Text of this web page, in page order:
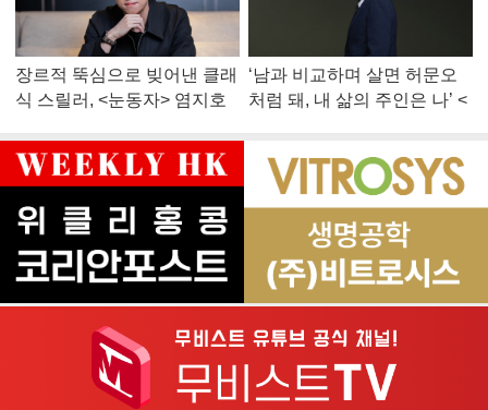
장르적 뚝심으로 빚어낸 클래
식 스릴러, <눈동자> 염지호
‘남과 비교하며 살면 허문오
처럼 돼, 내 삶의 주인은 나’ <